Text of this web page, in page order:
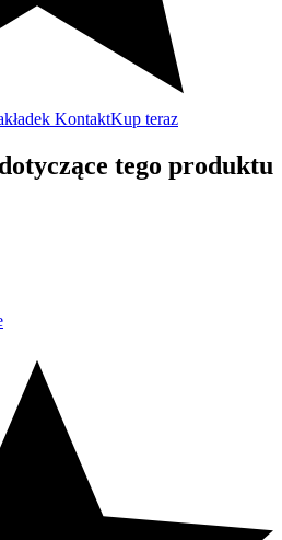
KontaktKup teraz
tego produktu